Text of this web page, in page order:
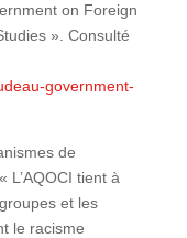
on Foreign
». Consulté
government-
de
L’AQOCI tient à
et les
le racisme